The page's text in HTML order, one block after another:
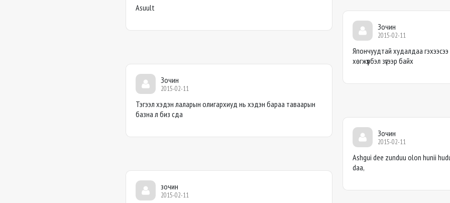
Asuult
Зочин
2015-02-11
Япончуудтай худалдаа гэхээсээ
хөгжүүлбэл зүгээр байх
Зочин
2015-02-11
Тэгээл хэдэн лаларын олигархиуд нь хэдэн бараа таваарын
базна л биз сда
Зочин
2015-02-11
Ashgui dee zunduu olon hunii
daa,
зочин
2015-02-11